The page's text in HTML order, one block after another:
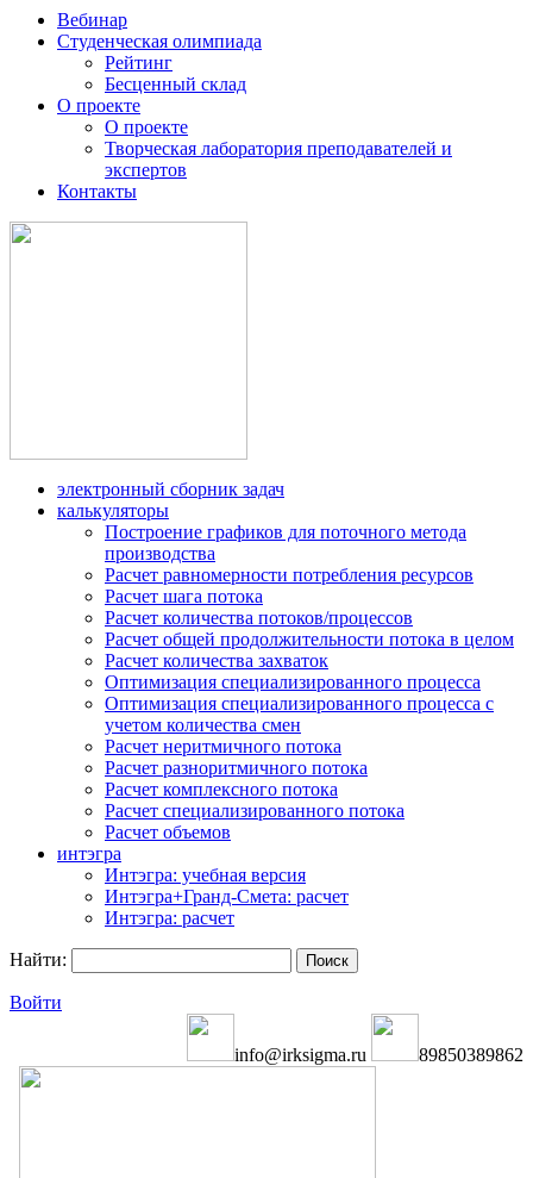
Вебинар
Студенческая олимпиада
Рейтинг
Бесценный склад
О проекте
О проекте
Творческая лаборатория преподавателей и
экспертов
Контакты
электронный сборник задач
калькуляторы
Построение графиков для поточного метода
производства
Расчет равномерности потребления ресурсов
Расчет шага потока
Расчет количества потоков/процессов
Расчет общей продолжительности потока в целом
Расчет количества захваток
Оптимизация специализированного процесса
Оптимизация специализированного процесса с
учетом количества смен
Расчет неритмичного потока
Расчет разноритмичного потока
Расчет комплексного потока
Расчет специализированного потока
Расчет объемов
интэгра
Интэгра: учебная версия
Интэгра+Гранд-Смета: расчет
Интэгра: расчет
Найти:
Войти
info@irksigma.ru 89850389862